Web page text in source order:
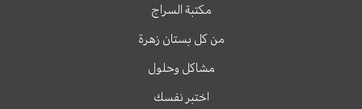
مكتبة السراج
من كل بستان زهرة
مشاكل وحلول
اختبر نفسك